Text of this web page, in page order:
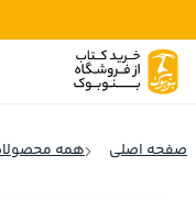
ادبیات
صفحه اصلی همه